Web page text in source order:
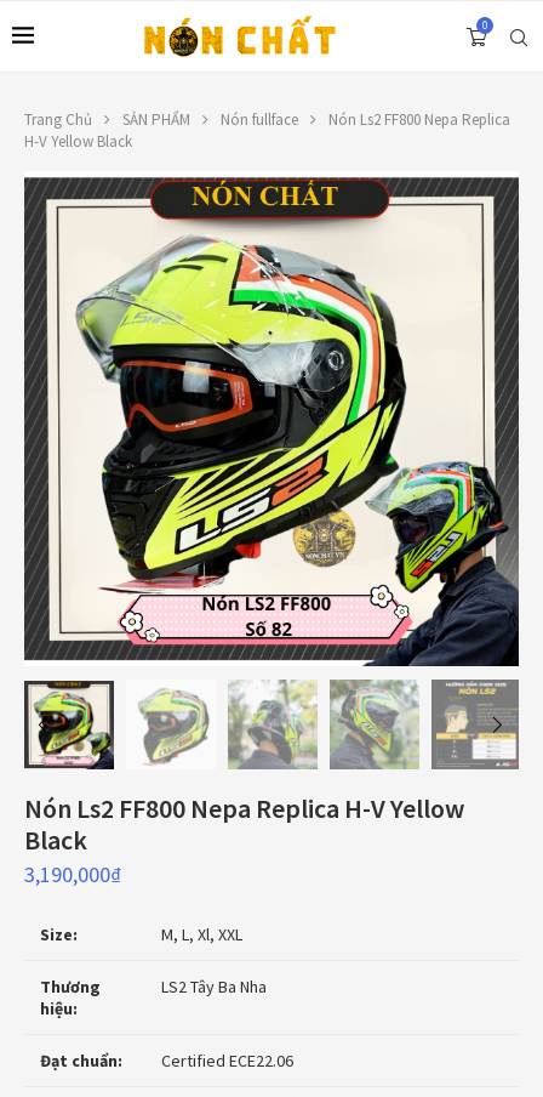
0
Trang Chủ SẢN PHẨM Nón fullface
Nón Ls2 FF800 Nepa Replica
H-V Yellow Black
Nón Ls2 FF800 Nepa Replica H-V Yellow
Black
3,190,000₫
Size: M, L, Xl, XXL
Thương
hiệu:
LS2 Tây Ba Nha
Đạt chuẩn: Certified ECE22.06